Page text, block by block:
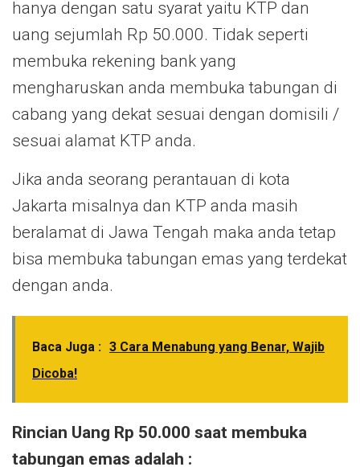
hanya dengan satu syarat yaitu KTP dan
uang sejumlah Rp 50.000. Tidak seperti
membuka rekening bank yang
mengharuskan anda membuka tabungan di
cabang yang dekat sesuai dengan domisili /
sesuai alamat KTP anda.
Jika anda seorang perantauan di kota
Jakarta misalnya dan KTP anda masih
beralamat di Jawa Tengah maka anda tetap
bisa membuka tabungan emas yang terdekat
dengan anda.
Baca Juga : 3 Cara Menabung yang Benar, Wajib
Dicoba!
Rincian Uang Rp 50.000 saat membuka
tabungan emas adalah :